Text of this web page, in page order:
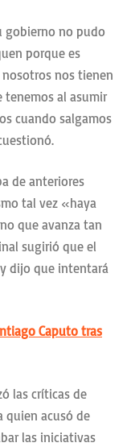
gobierno no pudo
porque es
nos tienen
tenemos al asumir
cuando salgamos
de anteriores
tal vez «haya
que avanza tan
sugirió que el
dijo que intentará
Caputo tras
las críticas de
quien acusó de
las iniciativas